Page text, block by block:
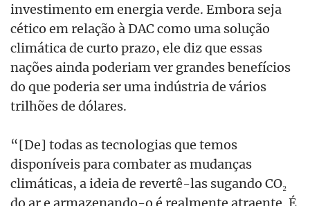
investimento em energia verde. Embora seja
cético em relação à DAC como uma solução
climática de curto prazo, ele diz que essas
nações ainda poderiam ver grandes benefícios
do que poderia ser uma indústria de vários
trilhões de dólares.
“[De] todas as tecnologias que temos
disponíveis para combater as mudanças
climáticas, a ideia de revertê-las sugando CO₂
do ar e armazenando-o é realmente atraente. É